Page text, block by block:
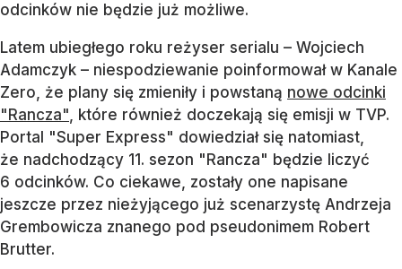
odcinków nie będzie już możliwe.
Latem ubiegłego roku reżyser serialu – Wojciech
Adamczyk – niespodziewanie poinformował w Kanale
Zero, że plany się zmieniły i powstaną nowe odcinki
"Rancza", które również doczekają się emisji w TVP.
Portal "Super Express" dowiedział się natomiast,
że nadchodzący 11. sezon "Rancza" będzie liczyć
6 odcinków. Co ciekawe, zostały one napisane
jeszcze przez nieżyjącego już scenarzystę Andrzeja
Grembowicza znanego pod pseudonimem Robert
Brutter.